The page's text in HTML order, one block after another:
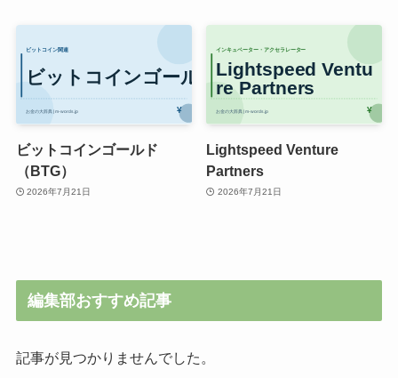
ビットコインゴールド
（BTG）
2026年7月21日
Lightspeed Venture
Partners
2026年7月21日
編集部おすすめ記事
記事が見つかりませんでした。